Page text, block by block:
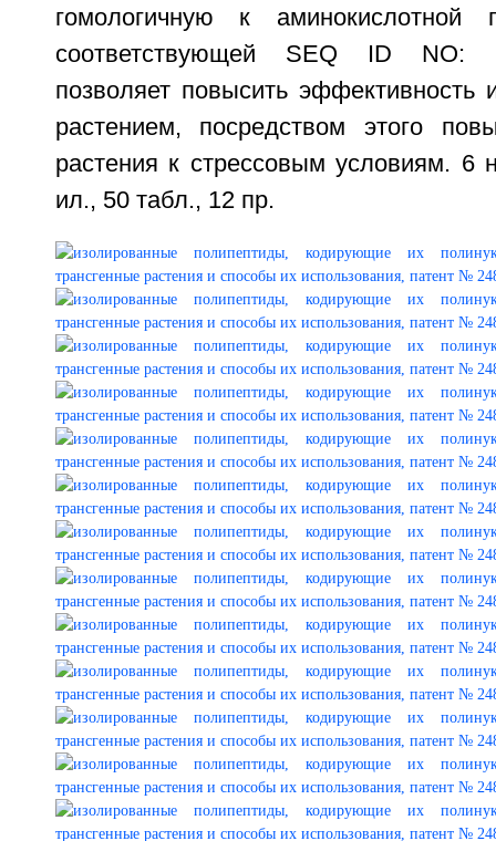
гомологичную к аминокислотной
соответствующей SEQ ID NO:
позволяет повысить эффективность
растением, посредством этого
растения к стрессовым условиям.
ил., 50 табл., 12 пр.